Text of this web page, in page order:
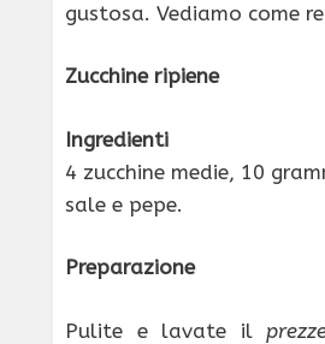
gustosa. Vediamo come
Zucchine ripiene
Ingredienti
4 zucchine medie, 10
sale e pepe.
Preparazione
Pulite e lavate il